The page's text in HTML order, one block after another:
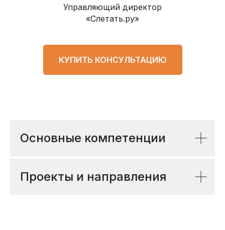
Управляющий директор
«Слетать.ру»
КУПИТЬ КОНСУЛЬТАЦИЮ
Основные компетенции
Проекты и направления